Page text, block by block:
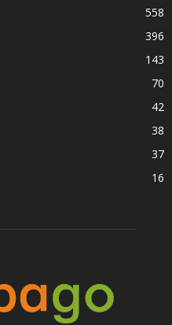
558
396
143
70
42
38
37
16